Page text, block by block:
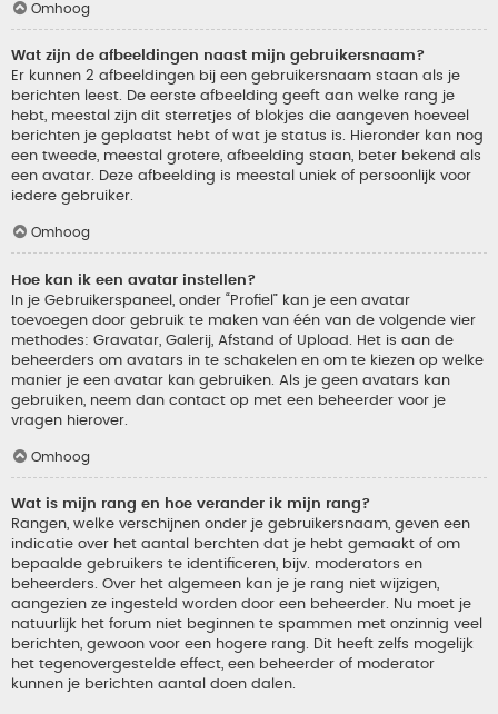
Omhoog
Wat zijn de afbeeldingen naast mijn gebruikersnaam?
Er kunnen 2 afbeeldingen bij een gebruikersnaam staan als je
berichten leest. De eerste afbeelding geeft aan welke rang je
hebt, meestal zijn dit sterretjes of blokjes die aangeven hoeveel
berichten je geplaatst hebt of wat je status is. Hieronder kan nog
een tweede, meestal grotere, afbeelding staan, beter bekend als
een avatar. Deze afbeelding is meestal uniek of persoonlijk voor
iedere gebruiker.
Omhoog
Hoe kan ik een avatar instellen?
In je Gebruikerspaneel, onder “Profiel” kan je een avatar
toevoegen door gebruik te maken van één van de volgende vier
methodes: Gravatar, Galerij, Afstand of Upload. Het is aan de
beheerders om avatars in te schakelen en om te kiezen op welke
manier je een avatar kan gebruiken. Als je geen avatars kan
gebruiken, neem dan contact op met een beheerder voor je
vragen hierover.
Omhoog
Wat is mijn rang en hoe verander ik mijn rang?
Rangen, welke verschijnen onder je gebruikersnaam, geven een
indicatie over het aantal berchten dat je hebt gemaakt of om
bepaalde gebruikers te identificeren, bijv. moderators en
beheerders. Over het algemeen kan je je rang niet wijzigen,
aangezien ze ingesteld worden door een beheerder. Nu moet je
natuurlijk het forum niet beginnen te spammen met onzinnig veel
berichten, gewoon voor een hogere rang. Dit heeft zelfs mogelijk
het tegenovergestelde effect, een beheerder of moderator
kunnen je berichten aantal doen dalen.